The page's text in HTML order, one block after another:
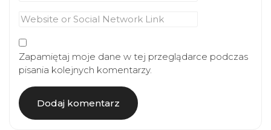
Zapamiętaj moje dane w tej przeglądarce podczas
pisania kolejnych komentarzy.